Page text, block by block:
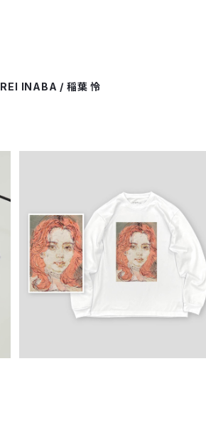
REI INABA / 稲葉 怜
REI INABA / 稲葉 怜 「FACE_Oran
ge」 ロングスリーブTシャツ
¥7,590